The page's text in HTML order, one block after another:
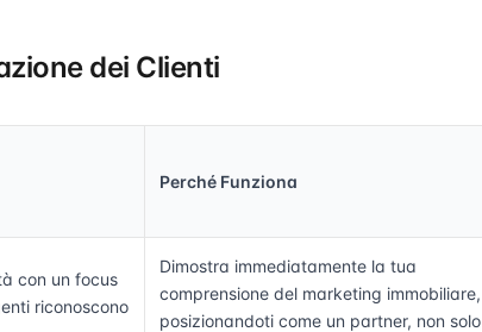
dei Clienti
Perché Funziona
con un focus
riconoscono
Dimostra immediatamente la tua
comprensione del marketing immobiliare,
posizionandoti come un partner, non solo